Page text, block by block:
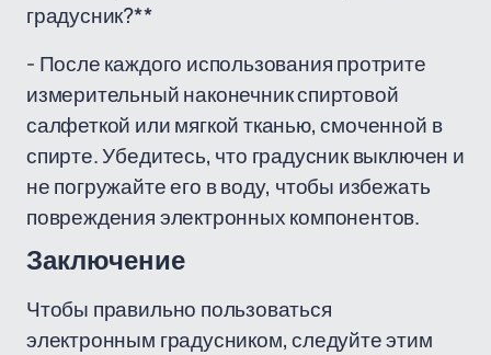
градусник?**
- После каждого использования протрите
измерительный наконечник спиртовой
салфеткой или мягкой тканью, смоченной в
спирте. Убедитесь, что градусник выключен и
не погружайте его в воду, чтобы избежать
повреждения электронных компонентов.
Заключение
Чтобы правильно пользоваться
электронным градусником, следуйте этим